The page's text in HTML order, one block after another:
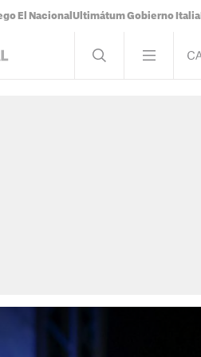
El Nacional Ultimátum Gobierno Italia